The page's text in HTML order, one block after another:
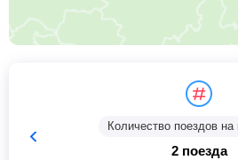
Количество поездов
2 поезда